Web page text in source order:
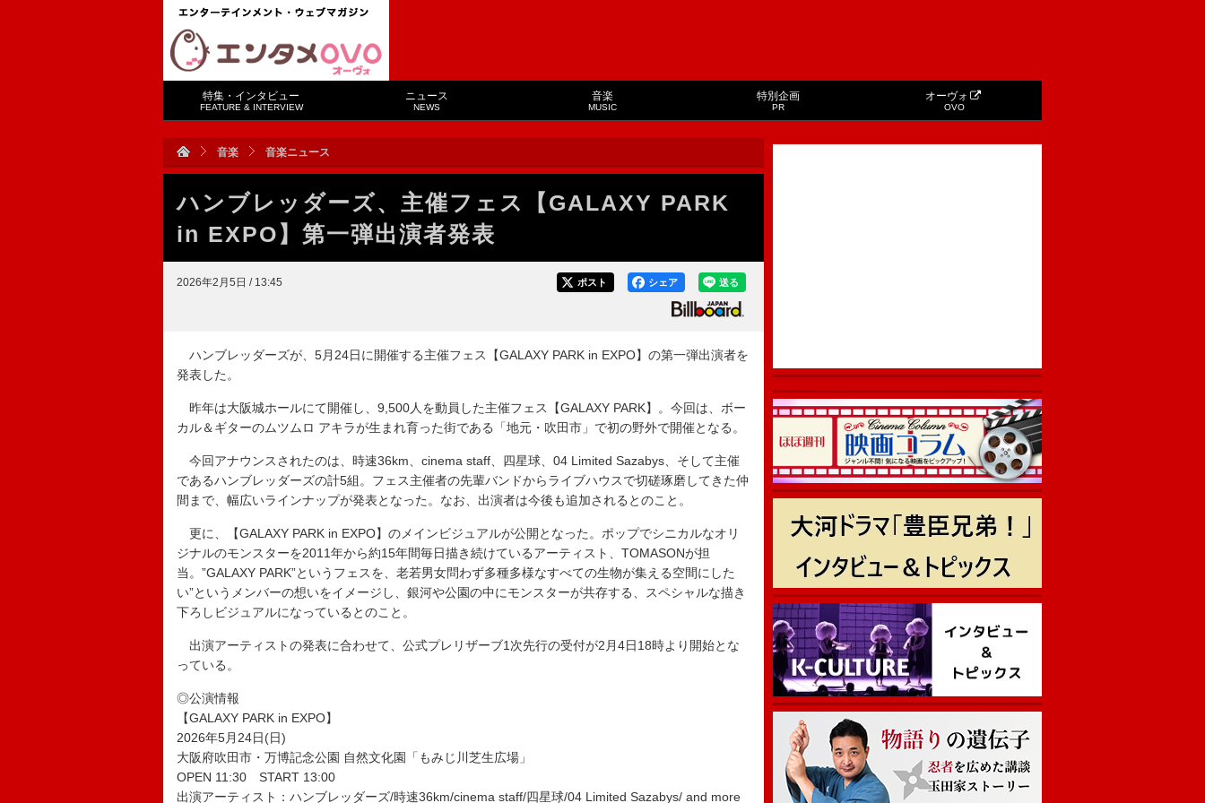
特集・インタビュー
FEATURE & INTERVIEW
ニュース
NEWS
音楽
MUSIC
特別企画
PR
オーヴォ
OVO
音楽 音楽ニュース
ハンブレッダーズ、主催フェス【GALAXY PARK
in EXPO】第一弾出演者発表
2026年2月5日 / 13:45 送る
シェア
ポスト
ハンブレッダーズが、5月24日に開催する主催フェス【GALAXY PARK in EXPO】の第一弾出演者を
発表した。
昨年は大阪城ホールにて開催し、9,500人を動員した主催フェス【GALAXY PARK】。今回は、ボー
カル＆ギターのムツムロ アキラが生まれ育った街である「地元・吹田市」で初の野外で開催となる。
今回アナウンスされたのは、時速36km、cinema staff、四星球、04 Limited Sazabys、そして主催
であるハンブレッダーズの計5組。フェス主催者の先輩バンドからライブハウスで切磋琢磨してきた仲
間まで、幅広いラインナップが発表となった。なお、出演者は今後も追加されるとのこと。
更に、【GALAXY PARK in EXPO】のメインビジュアルが公開となった。ポップでシニカルなオリ
ジナルのモンスターを2011年から約15年間毎日描き続けているアーティスト、TOMASONが担
当。”GALAXY PARK”というフェスを、老若男女問わず多種多様なすべての生物が集える空間にした
い”というメンバーの想いをイメージし、銀河や公園の中にモンスターが共存する、スペシャルな描き
下ろしビジュアルになっているとのこと。
出演アーティストの発表に合わせて、公式プレリザーブ1次先行の受付が2月4日18時より開始とな
っている。
◎公演情報
【GALAXY PARK in EXPO】
2026年5月24日(日)
大阪府吹田市・万博記念公園 自然文化園「もみじ川芝生広場」
OPEN 11:30 START 13:00
出演アーティスト：ハンブレッダーズ/時速36km/cinema staff/四星球/04 Limited Sazabys/ and more